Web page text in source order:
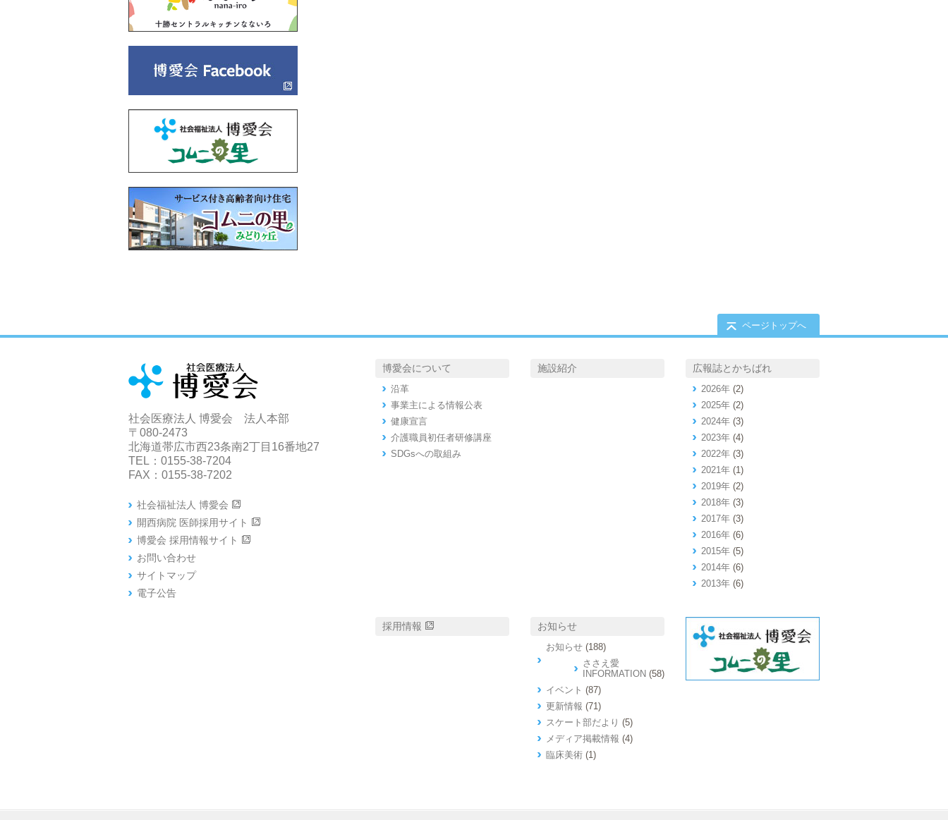
ページトップへ
社会医療法人 博愛会 法人本部
〒080-2473
北海道帯広市西23条南2丁目16番地27
TEL：0155-38-7204
FAX：0155-38-7202
社会福祉法人 博愛会
開西病院 医師採用サイト
博愛会 採用情報サイト
お問い合わせ
サイトマップ
電子公告
博愛会について
沿革
事業主による情報公表
健康宣言
介護職員初任者研修講座
SDGsへの取組み
施設紹介 広報誌とかちばれ
2026年 (2)
2025年 (2)
2024年 (3)
2023年 (4)
2022年 (3)
2021年 (1)
2019年 (2)
2018年 (3)
2017年 (3)
2016年 (6)
2015年 (5)
2014年 (6)
2013年 (6)
採用情報 お知らせ
お知らせ (188)
ささえ愛
INFORMATION (58)
イベント (87)
更新情報 (71)
スケート部だより (5)
メディア掲載情報 (4)
臨床美術 (1)